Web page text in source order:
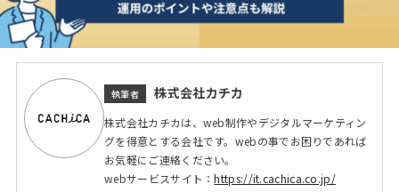
執筆者 株式会社カチカ
株式会社カチカは、web制作やデジタルマーケティン
グを得意とする会社です。webの事でお困りであれば
お気軽にご連絡ください。
webサービスサイト：https://it.cachica.co.jp/